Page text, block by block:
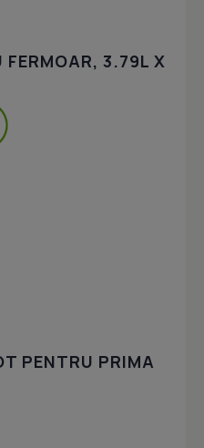
FERMOAR, 3.79L X
PENTRU PRIMA